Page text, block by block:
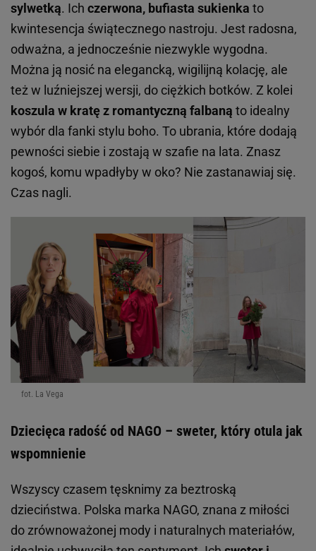
sylwetką. Ich czerwona, bufiasta sukienka to
kwintesencja świątecznego nastroju. Jest radosna,
odważna, a jednocześnie niezwykle wygodna.
Można ją nosić na elegancką, wigilijną kolację, ale
też w luźniejszej wersji, do ciężkich botków. Z kolei
koszula w kratę z romantyczną falbaną to idealny
wybór dla fanki stylu boho. To ubrania, które dodają
pewności siebie i zostają w szafie na lata. Znasz
kogoś, komu wpadłyby w oko? Nie zastanawiaj się.
Czas nagli.
fot. La Vega
Dziecięca radość od NAGO – sweter, który otula jak
wspomnienie
Wszyscy czasem tęsknimy za beztroską
dzieciństwa. Polska marka NAGO, znana z miłości
do zrównoważonej mody i naturalnych materiałów,